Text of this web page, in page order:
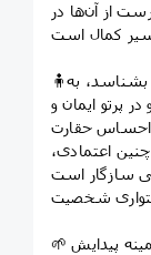
از آن‌ها در
🧍انسانی که *کرامت الهی* خویش را بشناسد، به
پرتو ایمان و
احساس حقارت
اعتمادی،
سازگار است
🌱 قرآن کریم با یادآوری جایگاه والای انسان، زمینه پیدایش